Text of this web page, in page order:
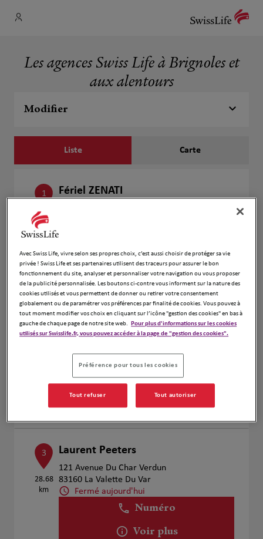
Les agences Swiss Life à Brignoles et
aux alentours
Modifier
Liste Carte
1
18.41
km
Fériel ZENATI
Numéro
Voir plus
2 ARRA ASSURANCES ET PATRIMOINE
20 Place de l'Église
Fermé aujourd'hui
Numéro
3
28.68
km
Laurent Peeters
121 Avenue Du Char Verdun
83160 La Valette Du Var
Fermé aujourd'hui
Numéro
Voir plus
Avec Swiss Life, vivre selon ses propres choix, c’est aussi choisir de protéger sa vie
privée ! Swiss Life et ses partenaires utilisent des traceurs pour assurer le bon
fonctionnement du site, analyser et personnaliser votre navigation ou vous proposer
de la publicité personnalisée. Les boutons ci-contre vous informent sur la nature des
cookies utilisés et vous permettent de donner ou retirer votre consentement
globalement ou de paramétrer vos préférences par finalité de cookies. Vous pouvez à
tout moment modifier vos choix en cliquant sur l’icône "gestion des cookies" en bas à
gauche de chaque page de notre site web.
Pour plus d'informations sur les cookies
utilisés sur Swisslife.fr, vous pouvez accéder à la page de "gestion des cookies".
Préférence pour tous les cookies
Tout refuser Tout autoriser